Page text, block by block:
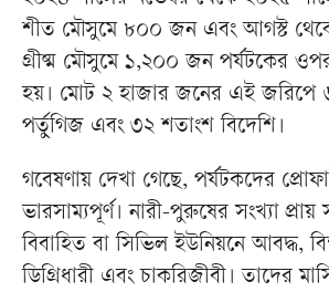
শীত মৌসুমে ৮০০ জন এবং আগস্ট থেকে
গ্রীষ্ম মৌসুমে ১,২০০ জন পর্যটকের
হয়। মোট ২ হাজার জনের এই জরিপে
পর্তুগিজ এবং ৩২ শতাংশ বিদেশি।
গবেষণায় দেখা গেছে, পর্যটকদের
ভারসাম্যপূর্ণ। নারী-পুরুষের সংখ্যা
বিবাহিত বা সিভিল ইউনিয়নে আবদ্ধ,
ডিগ্রিধারী এবং চাকরিজীবী। তাদের